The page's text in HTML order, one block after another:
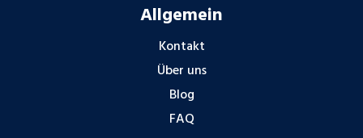
Allgemein
Kontakt
Über uns
Blog
FAQ